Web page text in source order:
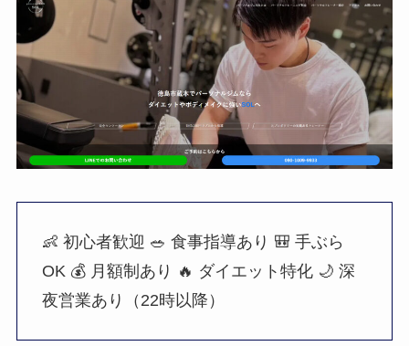
👶 初心者歓迎 🥗 食事指導あり 🎒 手ぶら
OK 💰 月額制あり 🔥 ダイエット特化 🌙 深
夜営業あり（22時以降）